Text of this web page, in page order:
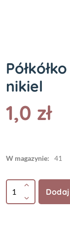
nikiel
1,0 zł
W magazynie: 41